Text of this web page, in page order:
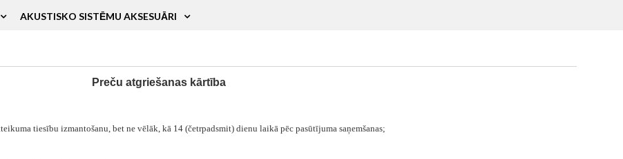
AKUSTISKO SISTĒMU AKSESUĀRI
Preču atgriešanas kārtība
tiesību izmantošanu, bet ne vēlāk, kā 14 (četrpadsmit) dienu laikā pēc pasūtījuma saņemšanas;